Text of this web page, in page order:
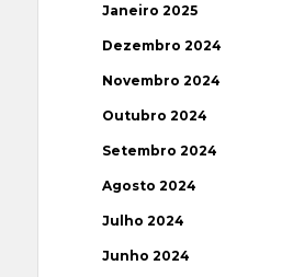
Janeiro 2025
Dezembro 2024
Novembro 2024
Outubro 2024
Setembro 2024
Agosto 2024
Julho 2024
Junho 2024